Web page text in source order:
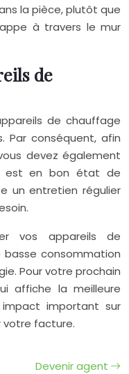
la pièce, plutôt que
à travers le mur
de
de chauffage
Par conséquent, afin
devez également
est en bon état de
un entretien régulier
vos appareils de
basse consommation
Pour votre prochain
affiche la meilleure
important sur
votre facture.
Devenir agent